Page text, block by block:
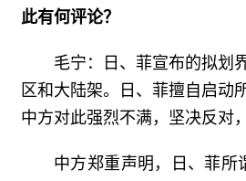
此有何评论？
毛宁：日、菲宣布的拟划
区和大陆架。日、菲擅自启动
中方对此强烈不满，坚决反对
中方郑重声明，日、菲所